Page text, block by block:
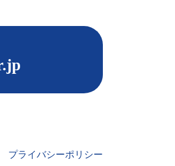
プライバシーポリシー